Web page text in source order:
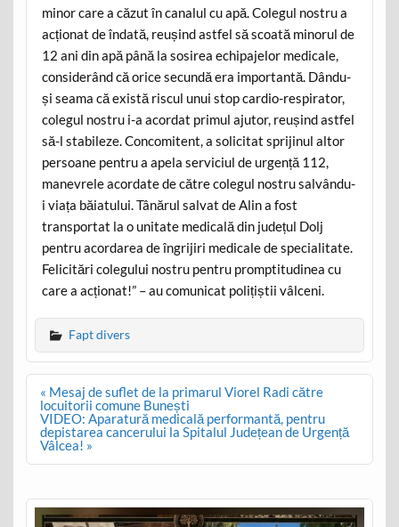
minor care a căzut în canalul cu apă. Colegul nostru a
acționat de îndată, reușind astfel să scoată minorul de
12 ani din apă până la sosirea echipajelor medicale,
considerând că orice secundă era importantă. Dându-
și seama că există riscul unui stop cardio-respirator,
colegul nostru i-a acordat primul ajutor, reușind astfel
să-l stabileze. Concomitent, a solicitat sprijinul altor
persoane pentru a apela serviciul de urgență 112,
manevrele acordate de către colegul nostru salvându-
i viața băiatului. Tânărul salvat de Alin a fost
transportat la o unitate medicală din județul Dolj
pentru acordarea de îngrijiri medicale de specialitate.
Felicitări colegului nostru pentru promptitudinea cu
care a acționat!” – au comunicat polițiștii vâlceni.
Fapt divers
Post
navigation
« Mesaj de suflet de la primarul Viorel Radi către
locuitorii comune Bunești
VIDEO: Aparatură medicală performantă, pentru
depistarea cancerului la Spitalul Județean de Urgență
Vâlcea! »